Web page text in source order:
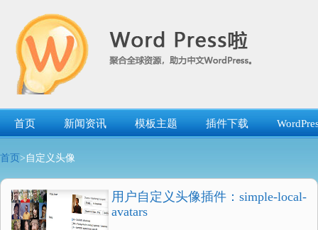
首页 新闻资讯 模板主题 插件下载
首页 >自定义头像
用户自定义头像插件：simple-local-
avatars